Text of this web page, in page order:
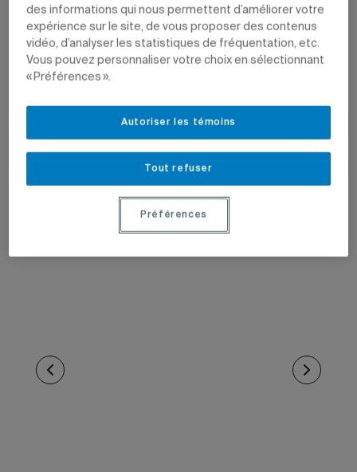
des informations qui nous permettent d’améliorer votre
expérience sur le site, de vous proposer des contenus
vidéo, d’analyser les statistiques de fréquentation, etc.
Vous pouvez personnaliser votre choix en sélectionnant
« Préférences ».
Tout refuser
Autoriser les témoins
Préférences